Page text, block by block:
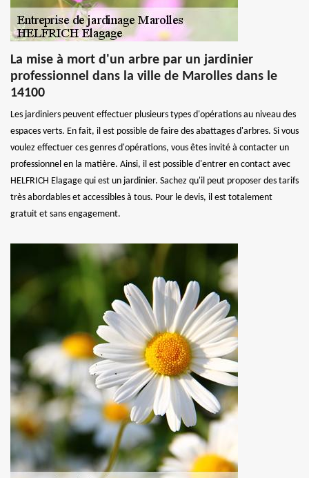
La mise à mort d'un arbre par un jardinier
professionnel dans la ville de Marolles dans le
14100
Les jardiniers peuvent effectuer plusieurs types d'opérations au niveau des
espaces verts. En fait, il est possible de faire des abattages d'arbres. Si vous
voulez effectuer ces genres d'opérations, vous êtes invité à contacter un
professionnel en la matière. Ainsi, il est possible d'entrer en contact avec
HELFRICH Elagage qui est un jardinier. Sachez qu'il peut proposer des tarifs
très abordables et accessibles à tous. Pour le devis, il est totalement
gratuit et sans engagement.